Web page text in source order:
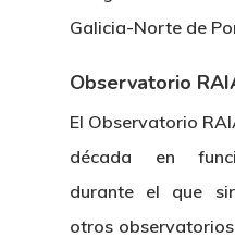
Galicia-Norte de
Observatorio
El Observatorio
década en
durante el que
otros